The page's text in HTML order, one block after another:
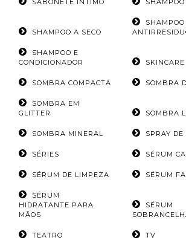
SABONETE ÍNTIMO SHAMPOO
SHAMPOO A SECO
SHAMPOO
SHAMPOO E
CONDICIONADOR
SKINCARE
SOMBRA COMPACTA SOMBRA
SOMBRA EM
GLITTER
SOMBRA
SOMBRA MINERAL SPRAY DE
SÉRIES SÉRUM
SÉRUM DE LIMPEZA SÉRUM
SÉRUM
HIDRATANTE PARA
MÃOS
SÉRUM
TEATRO TV